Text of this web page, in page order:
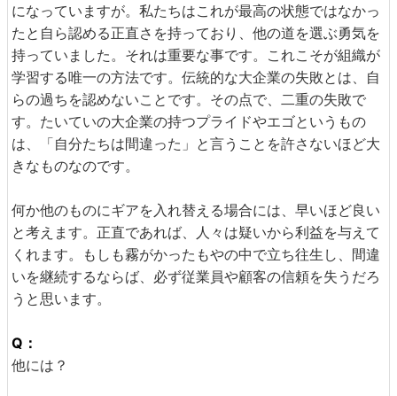
になっていますが。私たちはこれが最高の状態ではなかっ
たと自ら認める正直さを持っており、他の道を選ぶ勇気を
持っていました。それは重要な事です。これこそが組織が
学習する唯一の方法です。伝統的な大企業の失敗とは、自
らの過ちを認めないことです。その点で、二重の失敗で
す。たいていの大企業の持つプライドやエゴというもの
は、「自分たちは間違った」と言うことを許さないほど大
きなものなのです。
何か他のものにギアを入れ替える場合には、早いほど良い
と考えます。正直であれば、人々は疑いから利益を与えて
くれます。もしも霧がかったもやの中で立ち往生し、間違
いを継続するならば、必ず従業員や顧客の信頼を失うだろ
うと思います。
Q：
他には？